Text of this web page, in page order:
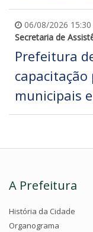
06/08/2026 15:30
Secretaria de
Prefeitura
municipais
A Prefeitura
História da Cidade
Organograma